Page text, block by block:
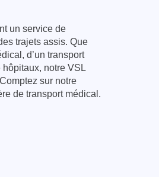
un service de
trajets assis. Que
d’un transport
hôpitaux, notre VSL
sur notre
de transport médical.